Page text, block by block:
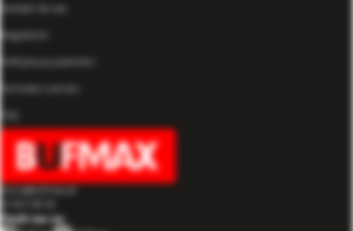
Kontakt do nas
Regulamin
Polityka prywatności
Formularz zwrotu
biuro@bufmax.pl